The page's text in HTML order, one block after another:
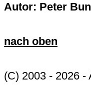
Autor: Peter
nach oben
(C) 2003 - 2026 -